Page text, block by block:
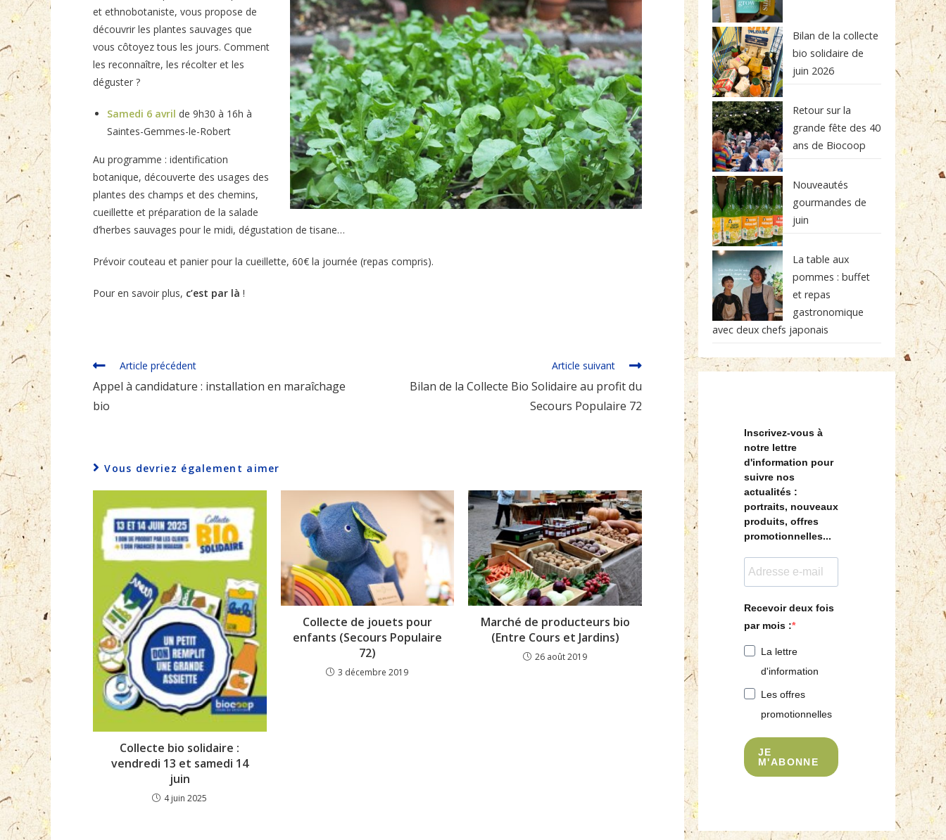
et ethnobotaniste, vous propose de
découvrir les plantes sauvages que
vous côtoyez tous les jours. Comment
les reconnaître, les récolter et les
déguster ?
Samedi 6 avril de 9h30 à 16h à
Saintes-Gemmes-le-Robert
Au programme : identification
botanique, découverte des usages des
plantes des champs et des chemins,
cueillette et préparation de la salade
d’herbes sauvages pour le midi, dégustation de tisane…
Prévoir couteau et panier pour la cueillette, 60€ la journée (repas compris).
Pour en savoir plus, c’est par là !
Read
articles
Article précédent
Appel à candidature : installation en maraîchage
bio
Article suivant
Bilan de la Collecte Bio Solidaire au profit du
Secours Populaire 72
Vous devriez également aimer
Collecte bio solidaire :
vendredi 13 et samedi 14
juin
4 juin 2025
Collecte de jouets pour
enfants (Secours Populaire
72)
3 décembre 2019
Marché de producteurs bio
(Entre Cours et Jardins)
26 août 2019
Bilan de la collecte
bio solidaire de
juin 2026
Retour sur la
grande fête des 40
ans de Biocoop
Nouveautés
gourmandes de
juin
La table aux
pommes : buffet
et repas
gastronomique
avec deux chefs japonais
Inscrivez-vous à
notre lettre
d'information pour
suivre nos
actualités :
portraits, nouveaux
produits, offres
promotionnelles...
Recevoir deux fois
par mois :
La lettre
d'information
Les offres
promotionnelles
JE
M'ABONNE